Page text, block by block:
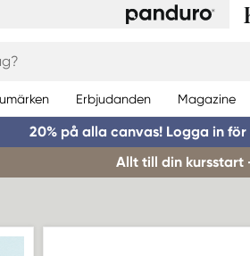
Erbjudanden Magazine
20% på alla canvas! Logga in
Allt till din kursstart